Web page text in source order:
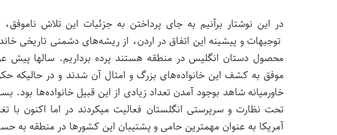
در این نوشتار برآنیم به جای پرداختن به جزئیات این تلاش
توجیهات و پیشینه این اتفاق در اردن، از ریشه‌­های دشمنی تاریخی
محصول دستان انگلیس در منطقه هستند پرده برداریم. سالها پیش
موفق به کشف این خانواده‌­های بزرگ و امثال آن شدند و در حالیکه
خاورمیانه شاهد بوجود آمدن تعداد زیادی از این قبیل خانواده­‌ها
تحت نظارت و سرپرستی انگلستان فعالیت می­کردند در اما اکنون
آمریکا به عنوان مهمترین حامی و پشتیبان این کشورها در منطقه به